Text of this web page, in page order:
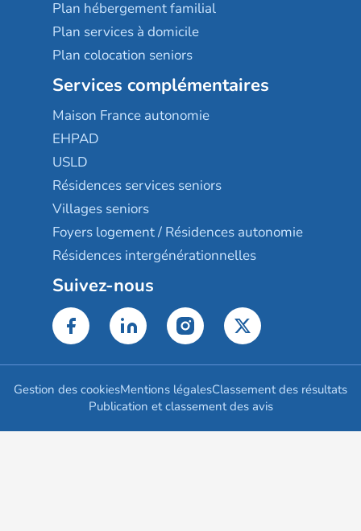
Plan hébergement familial
Plan services à domicile
Plan colocation seniors
Services complémentaires
Maison France autonomie
EHPAD
USLD
Résidences services seniors
Villages seniors
Foyers logement / Résidences autonomie
Résidences intergénérationnelles
Suivez-nous
Gestion des cookiesMentions légalesClassement des résultats
Publication et classement des avis